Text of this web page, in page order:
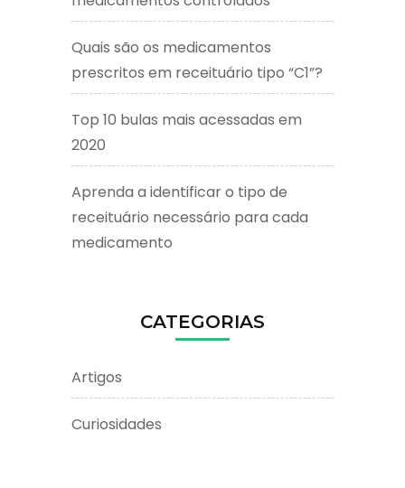
Quais são os medicamentos
prescritos em receituário tipo “C1”?
Top 10 bulas mais acessadas em
2020
Aprenda a identificar o tipo de
receituário necessário para cada
medicamento
CATEGORIAS
Artigos
Curiosidades